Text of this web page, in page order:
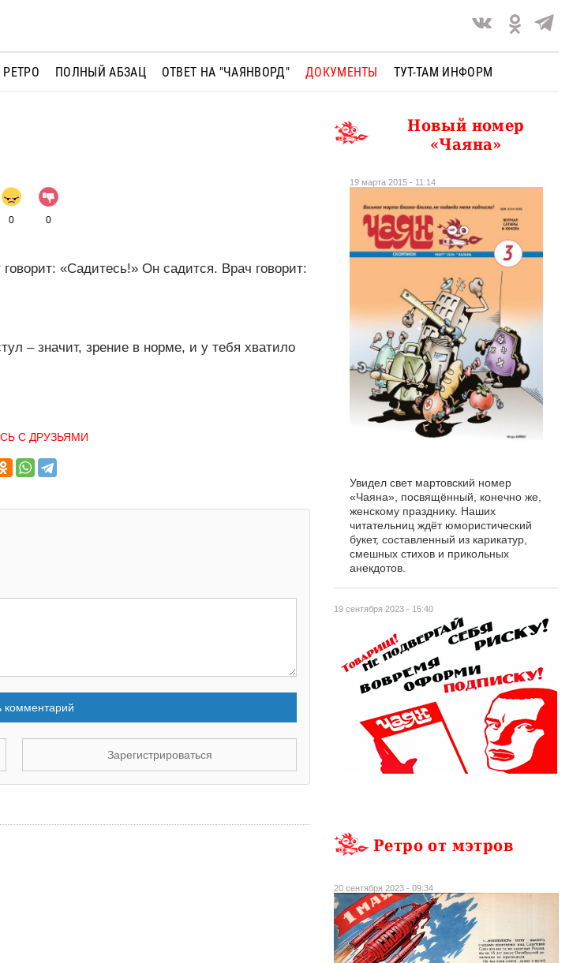
РЕТРО ПОЛНЫЙ АБЗАЦ ОТВЕТ НА "ЧАЯНВОРД" ДОКУМЕНТЫ ТУТ-ТАМ ИНФОРМ
0 0
«Садитесь!» Он садится. Врач говорит:
– значит, зрение в норме, и у тебя хватило
С ДРУЗЬЯМИ
комментарий
Зарегистрироваться
19 сентября 2023 - 15:40
Новый номер
«Чаяна»
19 марта 2015 - 11:14
Увидел свет мартовский номер
«Чаяна», посвящённый, конечно же,
женскому празднику. Наших
читательниц ждёт юмористический
букет, составленный из карикатур,
смешных стихов и прикольных
анекдотов.
Ретро от мэтров
20 сентября 2023 - 09:34